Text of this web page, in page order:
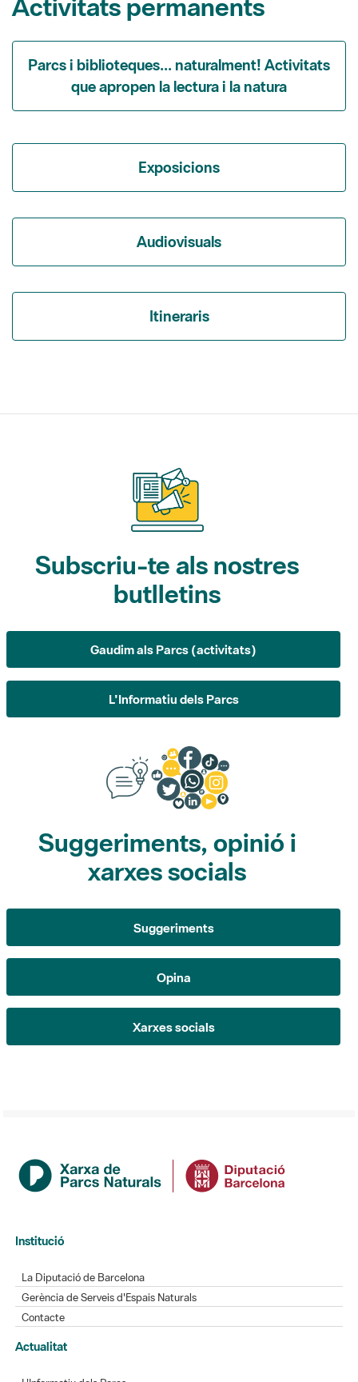
Activitats permanents
Parcs i biblioteques... naturalment! Activitats
que apropen la lectura i la natura
Exposicions
Audiovisuals
Itineraris
Subscriu-te als nostres
butlletins
Gaudim als Parcs (activitats)
L'Informatiu dels Parcs
Suggeriments, opinió i
xarxes socials
Suggeriments
Opina
Xarxes socials
Institució
La Diputació de Barcelona
Gerència de Serveis d'Espais Naturals
Contacte
Actualitat